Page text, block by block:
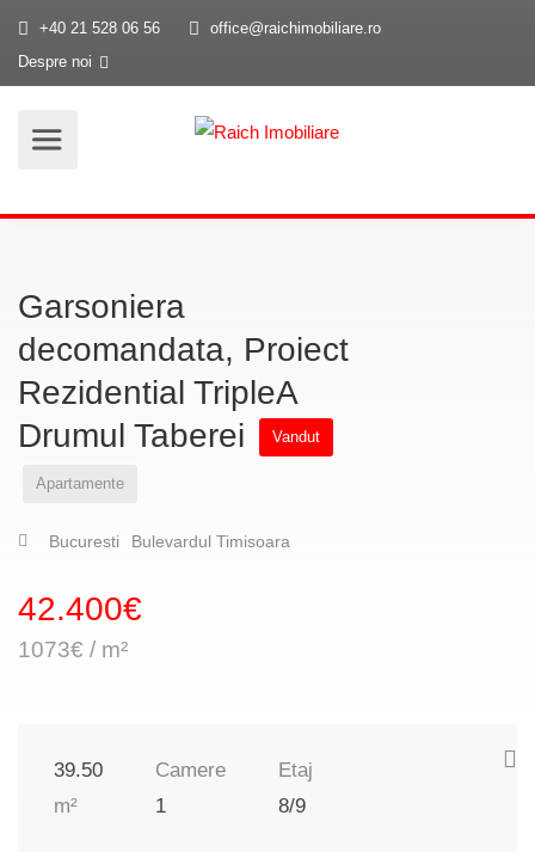
+40 21 528 06 56
office@raichimobiliare.ro
Despre noi
Garsoniera
decomandata, Proiect
Rezidential TripleA
Drumul Taberei
Vandut
Apartamente
Bucuresti Bulevardul Timisoara
42.400€
1073€ / m²
39.50
m²
Camere
1
Etaj
8/9